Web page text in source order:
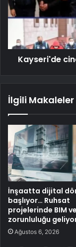
Kayseri'de
İlgili Makaleler
İnşaatta dijital
başlıyor… Ruhsat
projelerinde BIM
zorunluluğu
Ağustos 6, 2026